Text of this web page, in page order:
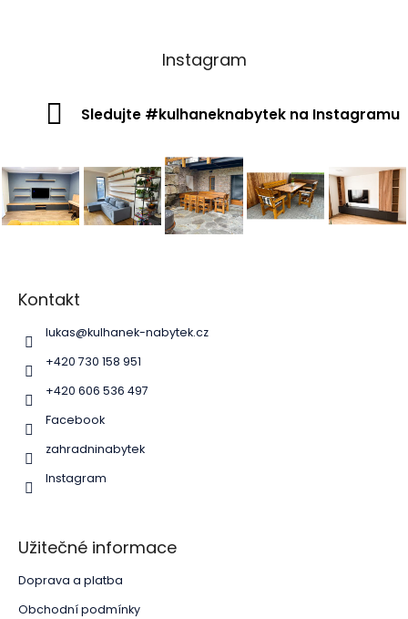
Instagram
Sledujte #kulhaneknabytek na Instagramu
Kontakt
lukas@kulhanek-nabytek.cz
+420 730 158 951
+420 606 536 497
Facebook
zahradninabytek
Instagram
Užitečné informace
Doprava a platba
Obchodní podmínky